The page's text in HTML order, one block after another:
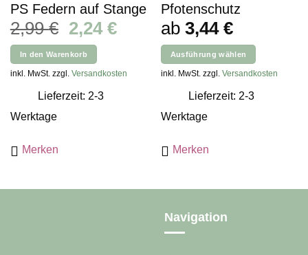
PS Federn auf Stange
2,99€ Ursprünglicher
Preis
war:
2,99 €
2,24 €Aktueller
2,24 €.
In den Warenkorb
inkl. MwSt. zzgl. Versandkosten
Lieferzeit: 2-3
Werktage
Merken
Pfotenschutz
ab 3,44 €
Ausführung wählen
Dieses
mehrere
Die
der
inkl. MwSt. zzgl. Versandkosten
Lieferzeit: 2-3
Werktage
Merken
Navigation